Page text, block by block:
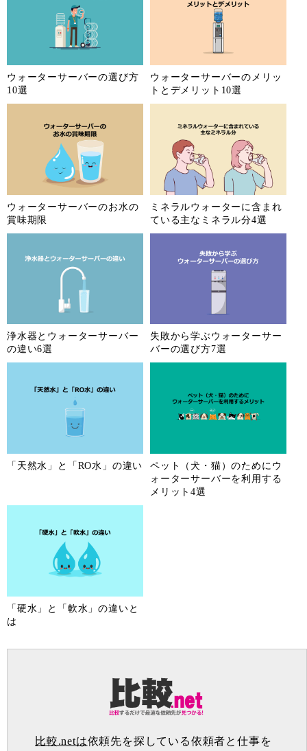
ウォーターサーバーの選び方
10選
ウォーターサーバーのメリッ
トとデメリット10選
ウォーターサーバーのお水の
賞味期限
ミネラルウォーターに含まれ
ている主なミネラル分4選
浄水器とウォーターサーバー
の違い6選
失敗から学ぶウォーターサー
バーの選び方7選
「天然水」と「RO水」の違い
ペット（犬・猫）のためにウ
ォーターサーバーを利用する
メリット4選
「硬水」と「軟水」の違いと
は
比較.netは依頼先を探している依頼者と仕事を